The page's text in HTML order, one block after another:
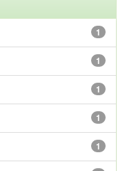
1
1
1
1
1